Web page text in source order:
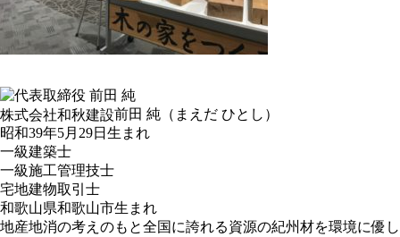
株式会社和秋建設前田 純 （まえだ ひとし）
昭和39年5月29日生まれ
一級建築士
一級施工管理技士
宅地建物取引士
和歌山県和歌山市生まれ
地産地消の考えのもと全国に誇れる資源の紀州材を環境に優し